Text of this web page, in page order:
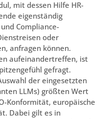
mit dessen Hilfe HR-
eigenständig
Compliance-
oder
anfragen können.
aufeinandertreffen, ist
gefragt.
der eingesetzten
LLMs) größten Wert
Konformität, europäische
Dabei gilt es in